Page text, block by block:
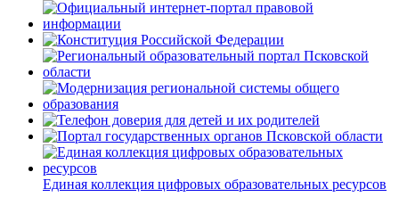
Единая коллекция цифровых образовательных ресурсов